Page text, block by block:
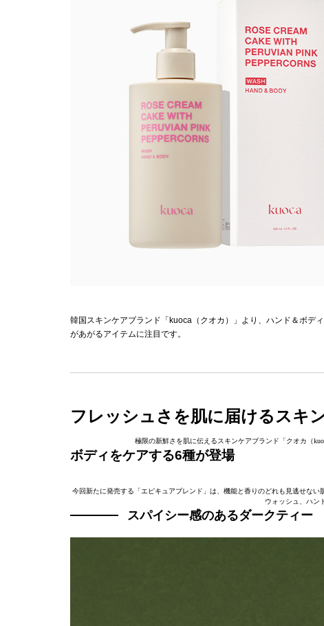
韓国スキンケアブランド「kuoca（クオカ）」より、ハンド＆ボデ
があがるアイテムに注目です。
フレッシュさを肌に届けるスキ
極限の新鮮さを肌に伝えるスキンケアブランド「クオカ（
ボディをケアする6種が登場
今回新たに発売する「エピキュアブレンド」は、機能と香りのどれも見逃せな
ウォッシュ、ハン
スパイシー感のあるダークティー